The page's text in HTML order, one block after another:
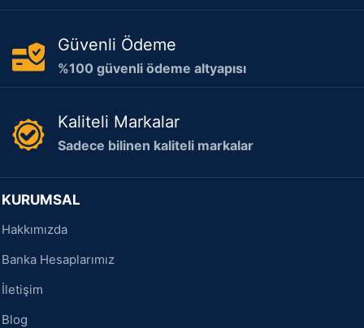
Güvenli Ödeme
%100 güvenli ödeme altyapısı
Kaliteli Markalar
Sadece bilinen kaliteli markalar
KURUMSAL
Hakkımızda
Banka Hesaplarımız
İletişim
Blog